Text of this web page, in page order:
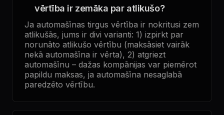
vērtība ir zemāka par atlikušo?
Ja automašīnas tirgus vērtība ir nokritusi zem
atlikušās, jums ir divi varianti: 1) izpirkt par
norunāto atlikušo vērtību (maksāsiet vairāk
nekā automašīna ir vērta), 2) atgriezt
automašīnu – dažas kompānijas var piemērot
papildu maksas, ja automašīna nesaglabā
paredzēto vērtību.